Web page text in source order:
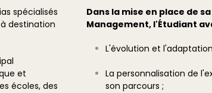
spécialisés
destination
et
écoles, des
Dans la mise en place de
Management, l'Étudiant
L'évolution et
La personnalisation de
son parcours ;